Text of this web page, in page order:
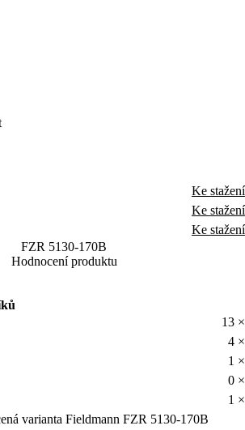
Ke stažení
Ke stažení
Ke stažení
FZR 5130-170B
Hodnocení produktu
13 ×
4 ×
1 ×
0 ×
1 ×
varianta Fieldmann FZR 5130-170B